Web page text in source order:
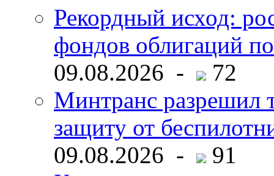
Рекордный исход:
фондов облигаций
09.08.2026 -
72
Минтранс разрешил
защиту от
09.08.2026 -
91